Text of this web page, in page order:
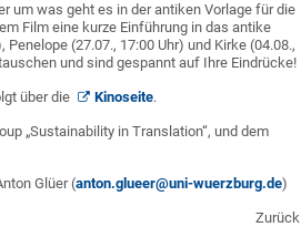
um was geht es in der antiken Vorlage für die
Film eine kurze Einführung in das antike
(27.07., 17:00 Uhr) und Kirke (04.08.,
und sind gespannt auf Ihre Eindrücke!
über die Kinoseite.
„Sustainability in Translation“, und dem
Glüer (anton.glueer@uni-wuerzburg.de)
Zurück